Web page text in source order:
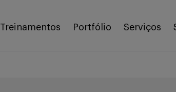
Treinamentos Portfólio Serviços